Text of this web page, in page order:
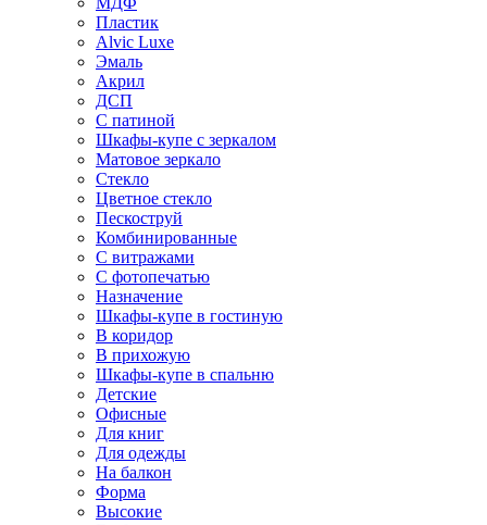
Пластик
Alvic Luxe
Эмаль
Акрил
ДСП
С патиной
Шкафы-купе с зеркалом
Матовое зеркало
Стекло
Цветное стекло
Пескоструй
Комбинированные
С витражами
С фотопечатью
Назначение
Шкафы-купе в гостиную
В коридор
В прихожую
Шкафы-купе в спальню
Детские
Офисные
Для книг
Для одежды
На балкон
Форма
Высокие